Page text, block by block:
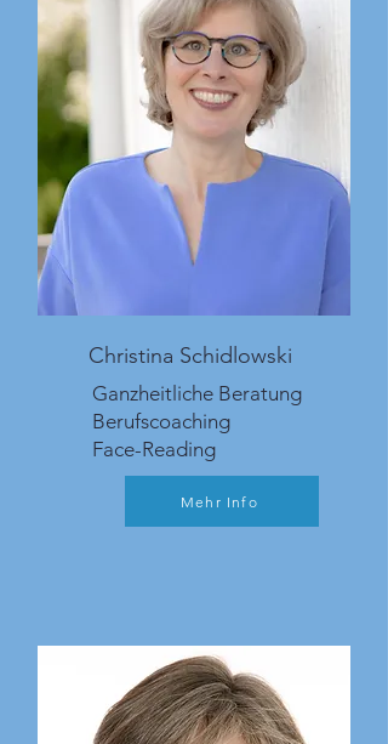
Christina Schidlowski
Ganzheitliche Beratung
Berufscoaching
Face-Reading
Mehr Info